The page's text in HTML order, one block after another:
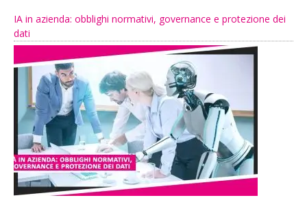
IA in azienda: obblighi normativi, governance e protezione dei
dati